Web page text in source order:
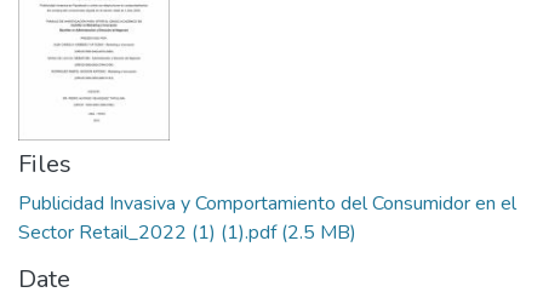
Files
Publicidad Invasiva y Comportamiento del Consumidor en el
Sector Retail_2022 (1) (1).pdf(2.5 MB)
Date